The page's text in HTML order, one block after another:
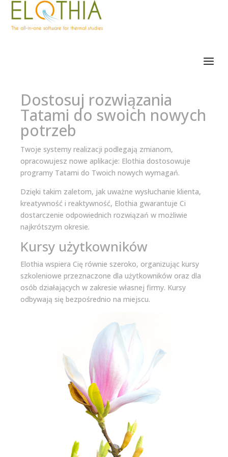
Dostosuj rozwiązania
Tatami do swoich nowych
potrzeb
Twoje systemy realizacji podlegają zmianom,
opracowujesz nowe aplikacje: Elothia dostosowuje
programy Tatami do Twoich nowych wymagań.
Dzięki takim zaletom, jak uważne wysłuchanie klienta,
kreatywność i reaktywność, Elothia gwarantuje Ci
dostarczenie odpowiednich rozwiązań w możliwie
najkrótszym okresie.
Kursy użytkowników
Elothia wspiera Cię równie szeroko, organizując kursy
szkoleniowe przeznaczone dla użytkowników oraz dla
osób działających w zakresie własnej firmy. Kursy
odbywają się bezpośrednio na miejscu.